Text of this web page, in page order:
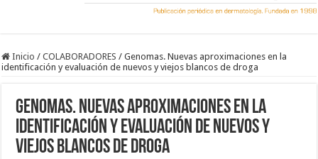
Inicio / COLABORADORES / Genomas. Nuevas aproximaciones en la
identificación y evaluación de nuevos y viejos blancos de droga
Genomas. Nuevas aproximaciones en la
identificación y evaluación de nuevos y
viejos blancos de droga